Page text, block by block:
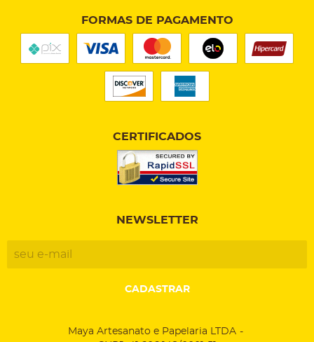
FORMAS DE PAGAMENTO
CERTIFICADOS
NEWSLETTER
CADASTRAR
Maya Artesanato e Papelaria LTDA